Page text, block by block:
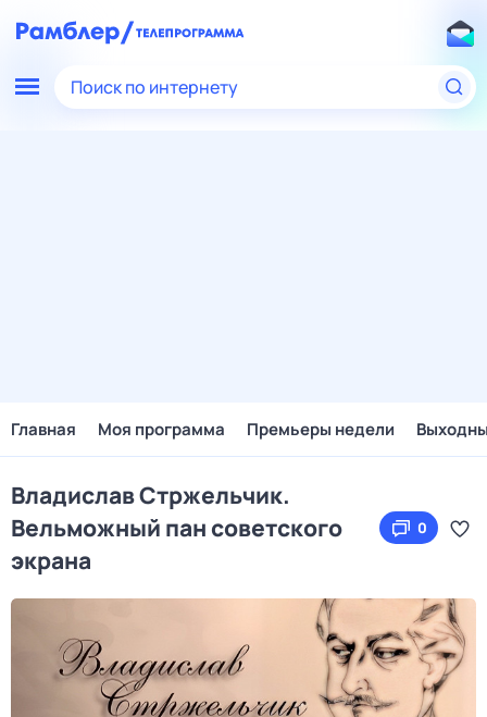
Поиск по интернету
Главная Моя программа Премьеры недели
Владислав Стржельчик.
Вельможный пан советского
экрана
0